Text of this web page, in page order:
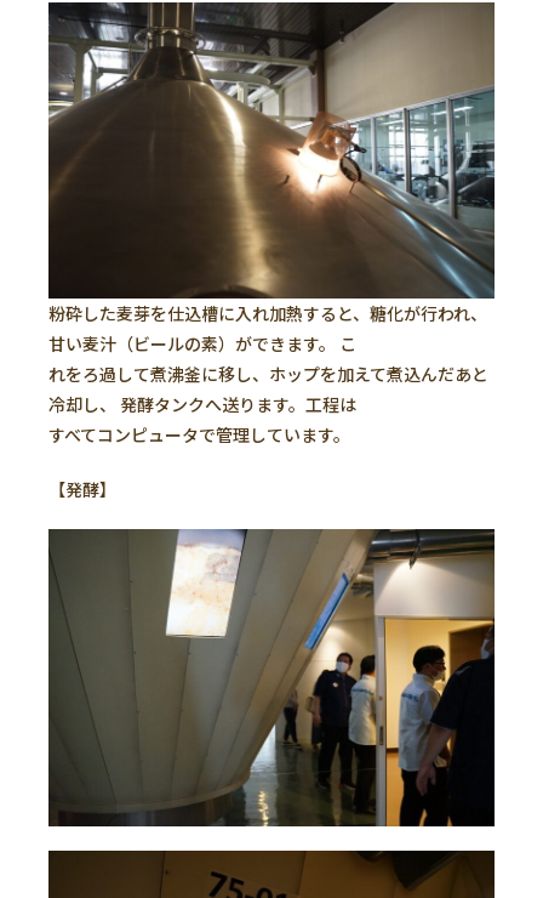
粉砕した麦芽を仕込槽に入れ加熱すると、糖化が行われ、
甘い麦汁（ビールの素）ができます。 こ
れをろ過して煮沸釜に移し、ホップを加えて煮込んだあと
冷却し、 発酵タンクへ送ります。工程は
すべてコンピュータで管理しています。
【発酵】